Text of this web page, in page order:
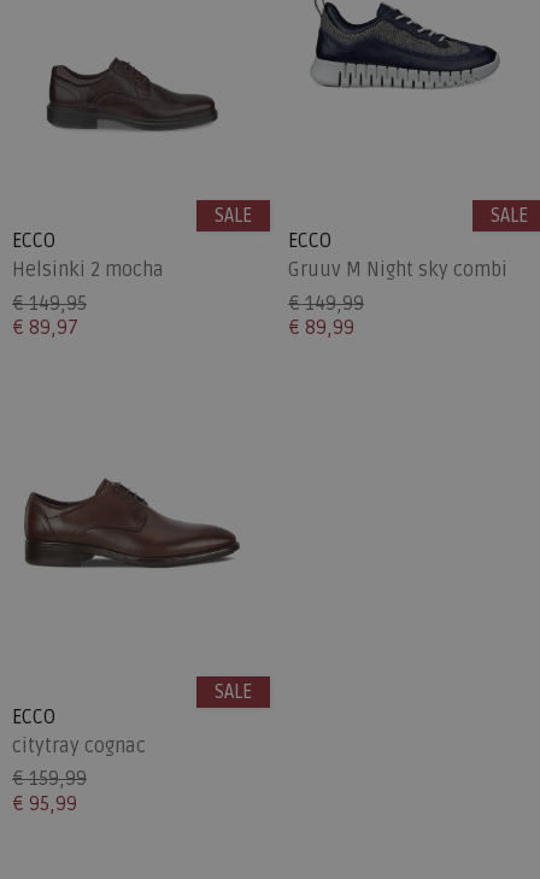
ECCO
Helsinki 2 mocha
€ 149,95
€ 89,97
SALE
ECCO
Gruuv M Night sky combi
€ 149,99
€ 89,99
SALE
ECCO
citytray cognac
€ 159,99
€ 95,99
SALE